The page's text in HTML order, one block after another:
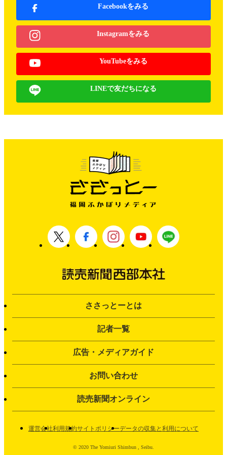
Facebookをみる
Instagramをみる
YouTubeをみる
LINEで友だちになる
ささっとーとは
記者一覧
広告・メディアガイド
お問い合わせ
読売新聞オンライン
運営会社利用規約サイトポリシーデータの収集と利用について
© 2020 The Yomiuri Shimbun , Seibu.